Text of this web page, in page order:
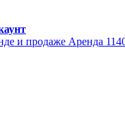
и продаже Аренда